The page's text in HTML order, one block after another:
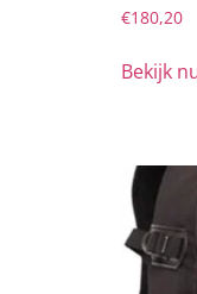
€180,20
Bekijk